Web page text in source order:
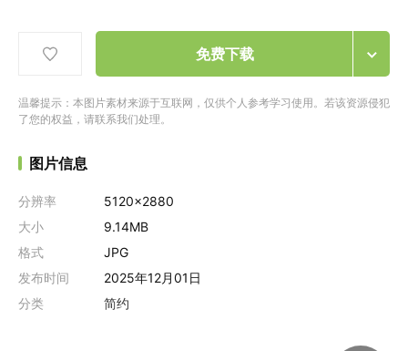
免费下载
温馨提示：本图片素材来源于互联网，仅供个人参考学习使用。若该资源侵犯
了您的权益，请联系我们处理。
图片信息
分辨率
5120x2880
大小
9.14MB
格式
JPG
发布时间
2025年12月01日
分类
简约